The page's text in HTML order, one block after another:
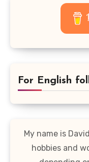
For English
My name is
hobbies and